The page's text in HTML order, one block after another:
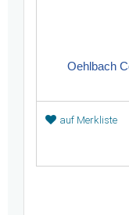
Oehlbach
auf Merkliste